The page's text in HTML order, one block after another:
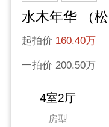
起拍价 160.40万
一拍价 200.50万
4室2厅
房型